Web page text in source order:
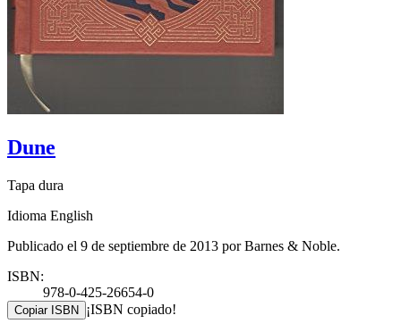
Dune
Tapa dura
Idioma English
Publicado el 9 de septiembre de 2013 por Barnes & Noble.
ISBN:
978-0-425-26654-0
Copiar ISBN ¡ISBN copiado!